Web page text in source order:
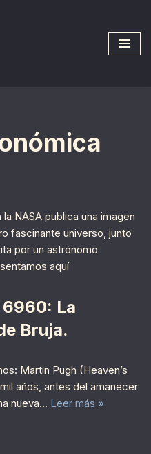
NASA publica una imagen
fascinante universo, junto
por un astrónomo
aquí
6960: La
Bruja.
Martin Pugh (Heaven’s
años, antes del amanecer
nueva… Leer más »